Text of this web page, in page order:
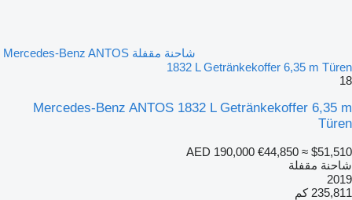
شاحنة مقفلة Mercedes-Benz ANTOS
1832 L Getränkekoffer 6,35 m Türen
18
Mercedes-Benz ANTOS 1832 L Getränkekoffer 6,35 m
Türen
AED 190,000 €44,850 ≈ $51,510
شاحنة مقفلة
2019
235,811 كم